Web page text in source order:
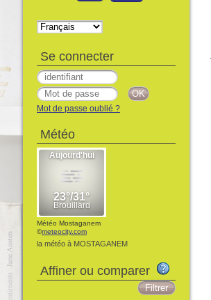
Se connecter
Mot de passe oublié ?
Météo
Météo Mostaganem
©meteocity.com
la météo à MOSTAGANEM
Affiner ou comparer